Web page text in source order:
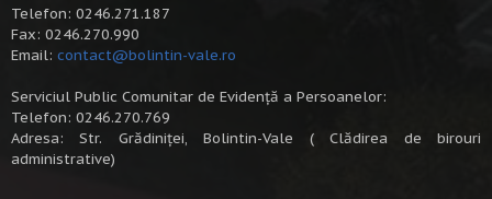
Telefon: 0246.271.187
Fax: 0246.270.990
Email: contact@bolintin-vale.ro
Serviciul Public Comunitar de Evidență a Persoanelor:
Telefon: 0246.270.769
Adresa: Str. Grădiniței, Bolintin-Vale ( Clădirea de birouri
administrative)